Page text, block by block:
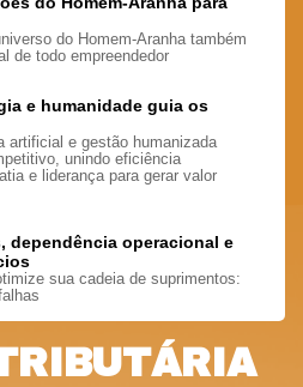
do Homem-Aranha também
de todo empreendedor
e humanidade guia os
artificial e gestão humanizada
unindo eficiência
e liderança para gerar valor
dependência operacional e
sua cadeia de suprimentos:
ao ano; entenda impactos